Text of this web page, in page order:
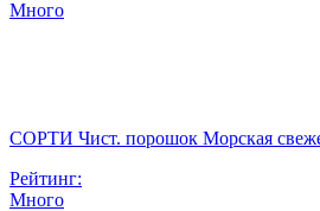
Много
СОРТИ Чист. порошок Морская
Рейтинг:
Много